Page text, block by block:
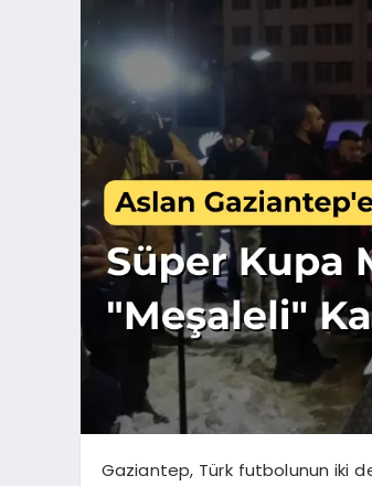
Gaziantep, Türk futbolunun iki